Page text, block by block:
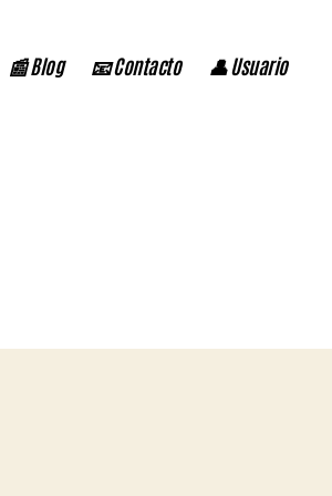
📰 Blog 📧 Contacto 👤 Usuario